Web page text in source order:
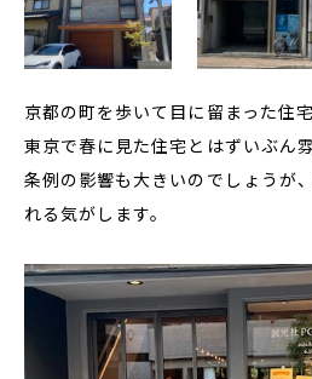
京都の町を歩いて目に留まった住
東京で春に見た住宅とはずいぶん
条例の影響も大きいのでしょうが
れる気がします。